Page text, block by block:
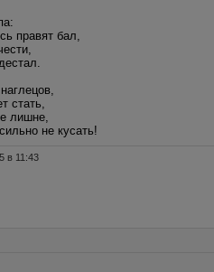
правят бал,
стать,
лишне,
не кусать!
в 11:43